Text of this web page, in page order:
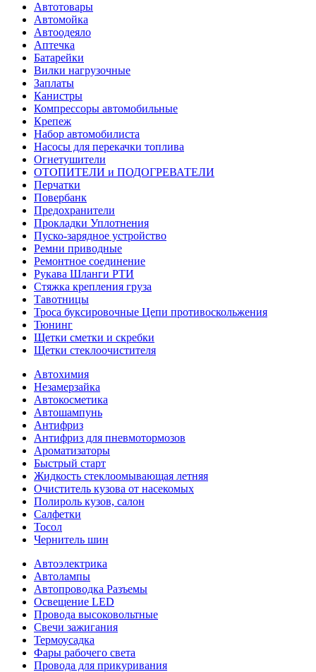
Автотовары
Автомойка
Автоодеяло
Аптечка
Батарейки
Вилки нагрузочные
Заплаты
Канистры
Компрессоры автомобильные
Крепеж
Набор автомобилиста
Насосы для перекачки топлива
Огнетушители
ОТОПИТЕЛИ и ПОДОГРЕВАТЕЛИ
Перчатки
Повербанк
Предохранители
Прокладки Уплотнения
Пуско-зарядное устройство
Ремни приводные
Ремонтное соединение
Рукава Шланги РТИ
Стяжка крепления груза
Тавотницы
Троса буксировочные Цепи противоскольжения
Тюнинг
Щетки сметки и скребки
Щетки стеклоочистителя
Автохимия
Незамерзайка
Автокосметика
Автошампунь
Антифриз
Антифриз для пневмотормозов
Ароматизаторы
Быстрый старт
Жидкость стеклоомывающая летняя
Очиститель кузова от насекомых
Полироль кузов, салон
Салфетки
Тосол
Чернитель шин
Автоэлектрика
Автолампы
Автопроводка Разъемы
Освещение LED
Провода высоковольтные
Свечи зажигания
Термоусадка
Фары рабочего света
Провода для прикуривания